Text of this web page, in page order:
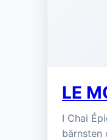
LE
I Chai
bärnsten